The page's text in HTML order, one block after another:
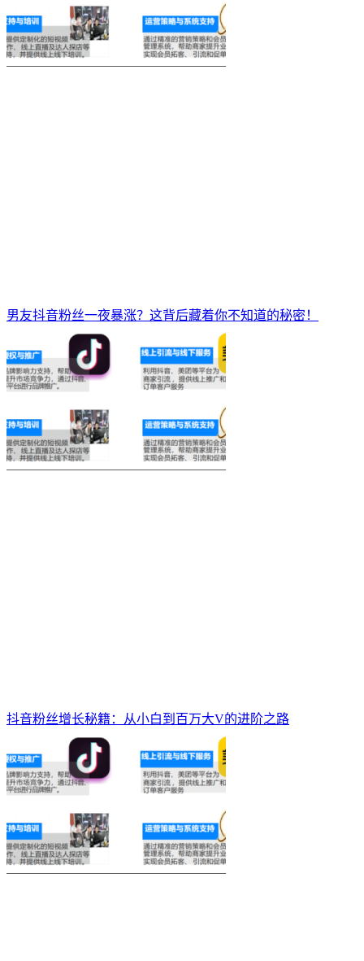
男友抖音粉丝一夜暴涨？这背后藏着你不知道的秘密！
抖音粉丝增长秘籍：从小白到百万大V的进阶之路